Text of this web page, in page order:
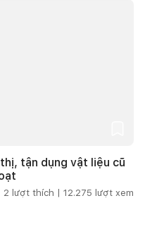
tận dụng vật liệu cũ
2 lượt thích | 12.275 lượt xem